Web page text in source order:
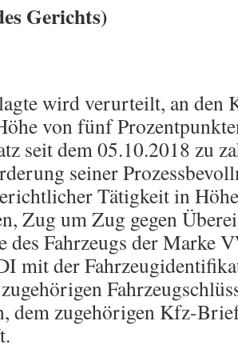
Gerichts)
wird verurteilt, an den
von fünf
seit dem 05.10.2018 zu
seiner
Tätigkeit in
Zug um Zug gegen
des Fahrzeugs der Marke
mit der
dem zugehörigen Kfz-